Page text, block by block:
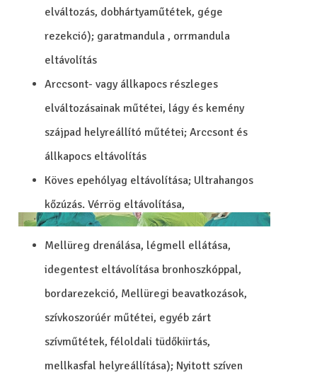
elváltozás, dobhártyaműtétek, gége
rezekció); garatmandula , orrmandula
eltávolítás
Arccsont- vagy állkapocs részleges
elváltozásainak műtétei, lágy és kemény
szájpad helyreállító műtétei; Arccsont és
állkapocs eltávolítás
Köves epehólyag eltávolítása; Ultrahangos
kőzúzás. Vérrög eltávolítása,
Mellüreg drenálása, légmell ellátása,
idegentest eltávolítása bronhoszkóppal,
bordarezekció, Mellüregi beavatkozások,
szívkoszorúér műtétei, egyéb zárt
szívműtétek, féloldali tüdőkiirtás,
mellkasfal helyreállítása); Nyitott szíven